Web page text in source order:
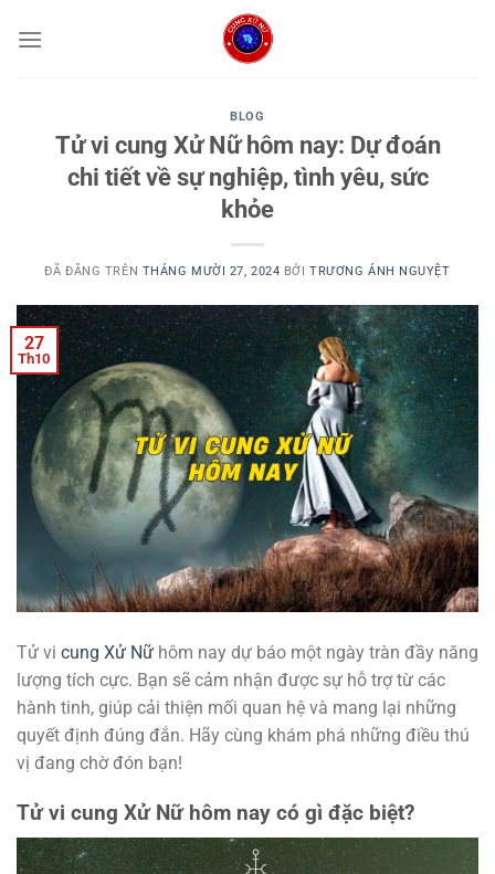
đến
BLOG
Tử vi cung Xử Nữ hôm nay: Dự đoán
chi tiết về sự nghiệp, tình yêu, sức
khỏe
ĐÃ ĐĂNG TRÊN THÁNG MƯỜI 27, 2024 BỞITRƯƠNG ÁNH NGUYỆT
27
Th10
Tử vi cung Xử Nữ hôm nay dự báo một ngày tràn đầy năng
lượng tích cực. Bạn sẽ cảm nhận được sự hỗ trợ từ các
hành tinh, giúp cải thiện mối quan hệ và mang lại những
quyết định đúng đắn. Hãy cùng khám phá những điều thú
vị đang chờ đón bạn!
Tử vi cung Xử Nữ hôm nay có gì đặc biệt?